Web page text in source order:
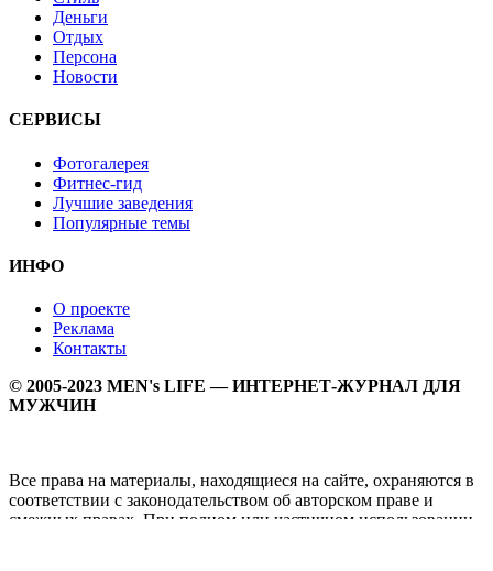
Деньги
Отдых
Персона
Новости
СЕРВИСЫ
Фотогалерея
Фитнес-гид
Лучшие заведения
Популярные темы
ИНФО
О проекте
Реклама
Контакты
© 2005-2023 MEN's LIFE — ИНТЕРНЕТ-ЖУРНАЛ ДЛЯ
МУЖЧИН
Все права на материалы, находящиеся на сайте, охраняются в
соответствии с законодательством об авторском праве и
смежных правах. При полном или частичном использовании